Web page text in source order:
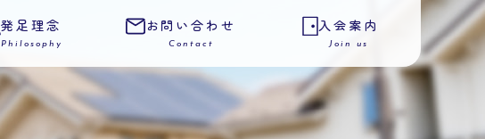
発足理念
Philosophy
お問い合わせ
Contact
入会案内
Join us